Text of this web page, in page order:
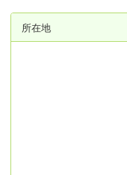
所在地